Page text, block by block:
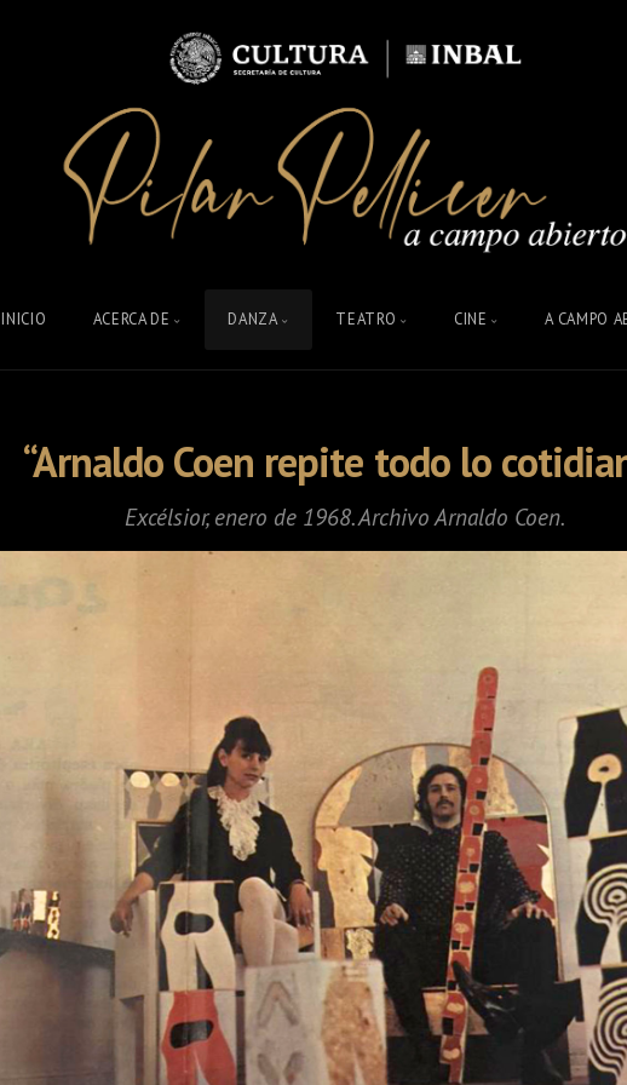
INICIO ACERCA DE DANZA TEATRO CINE A CAMPO
“Arnaldo Coen repite todo lo
Excélsior, enero de 1968. Archivo Arnaldo Coen.